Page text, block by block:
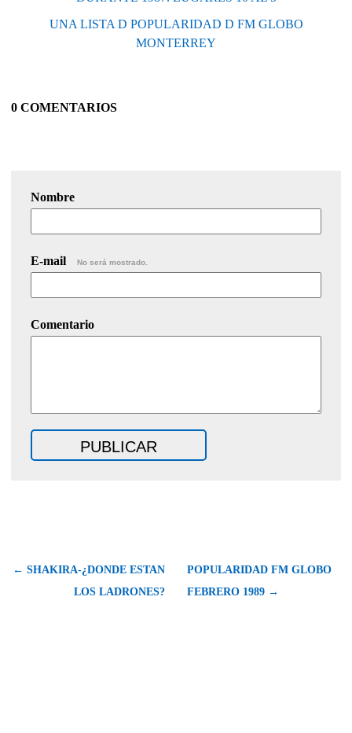
UNA LISTA D POPULARIDAD D FM GLOBO
MONTERREY
0 COMENTARIOS
Nombre
E-mail No será mostrado.
Comentario
← SHAKIRA-¿DONDE ESTAN
LOS LADRONES?
POPULARIDAD FM GLOBO
FEBRERO 1989 →